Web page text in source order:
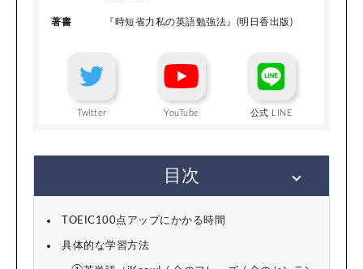
著書 『時短省力私の英語勉強法』(明日香出版)
Twitter YouTube 公式 LINE
目次
TOEIC100点アップにかかる時間
具体的な学習方法